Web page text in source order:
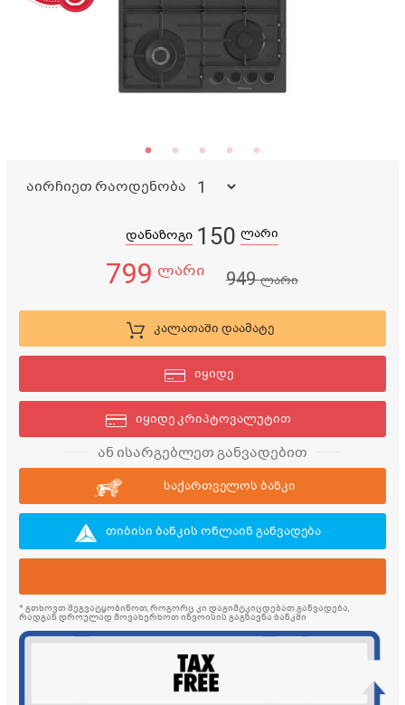
აირჩიეთ რაოდენობა
დანაზოგი 150 ლარი
799 ლარი 949ლარი
კალათაში დაამატე
იყიდე
იყიდე კრიპტოვალუტით
ან ისარგებლეთ განვადებით
საქართველოს ბანკი
თიბისი ბანკის ონლაინ განვადება
* გთხოვთ შეგვატყობინოთ, როგორც კი დაგიმტკიცდებათ განვადება,
რადგან დროულად მოვახერხოთ ინვოისის გაგზავნა ბანკში